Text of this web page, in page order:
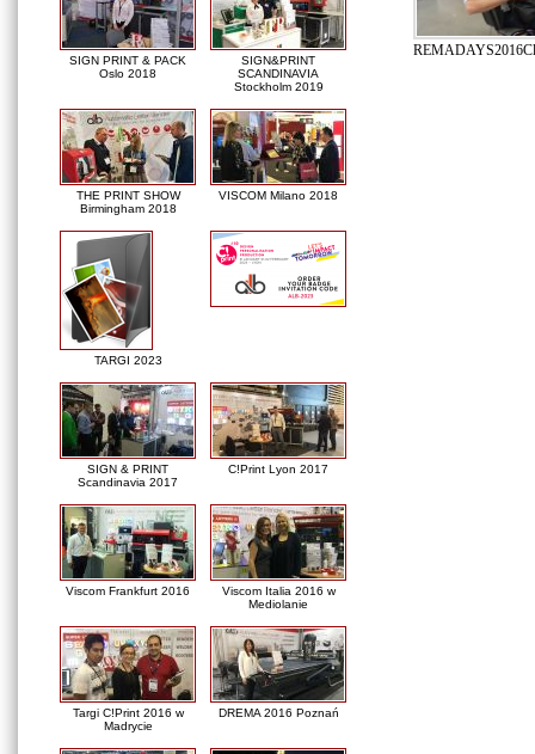
SIGN PRINT & PACK
Oslo 2018
SIGN&PRINT
SCANDINAVIA
Stockholm 2019
THE PRINT SHOW
Birmingham 2018
VISCOM Milano 2018
TARGI 2023
SIGN & PRINT
Scandinavia 2017
C!Print Lyon 2017
Viscom Frankfurt 2016
Viscom Italia 2016 w
Mediolanie
Targi C!Print 2016 w
Madrycie
DREMA 2016 Poznań